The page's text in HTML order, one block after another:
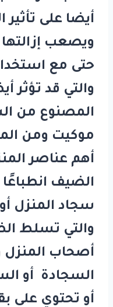
أيضا على تأثير
ويصعب إزالتها
حتى مع
والتي قد تؤثر
المصنوع من
موكيت ومن
أهم عناصر
الضيف انطباعًا
سجاد المنزل
والتي تسلط
أصحاب المنزل
السجادة أو
أو تحتوي على